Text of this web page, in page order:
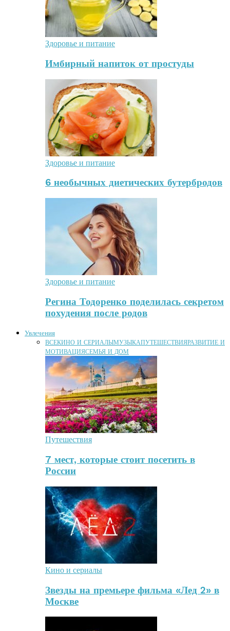
Здоровье и питание
Имбирный напиток от простуды
Здоровье и питание
6 необычных диетических бутербродов
Здоровье и питание
Регина Тодоренко поделилась секретом
похудения после родов
Увлечения
ВСЕКИНО И СЕРИАЛЫМУЗЫКАПУТЕШЕСТВИЯРАЗВИТИЕ И
МОТИВАЦИЯСЕМЬЯ И ДОМ
Путешествия
7 мест, которые стоит посетить в
России
Кино и сериалы
Звезды на премьере фильма «Лед 2» в
Москве